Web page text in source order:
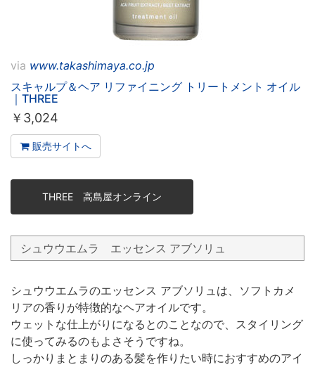
via www.takashimaya.co.jp
スキャルプ＆ヘア リファイニング トリートメント オイル
｜THREE
￥ 3,024
販売サイトへ
THREE 高島屋オンライン
シュウウエムラ エッセンス アブソリュ
シュウウエムラのエッセンス アブソリュは、ソフトカメ
リアの香りが特徴的なヘアオイルです。
ウェットな仕上がりになるとのことなので、スタイリング
に使ってみるのもよさそうですね。
しっかりまとまりのある髪を作りたい時におすすめのアイ